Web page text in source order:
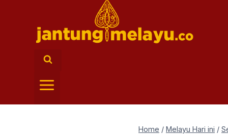
Home / Melayu Hari ini /